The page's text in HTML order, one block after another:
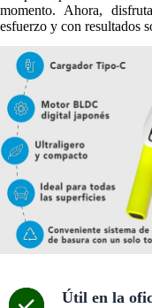
momento. Ahora,
esfuerzo y con resultados
Útil en la